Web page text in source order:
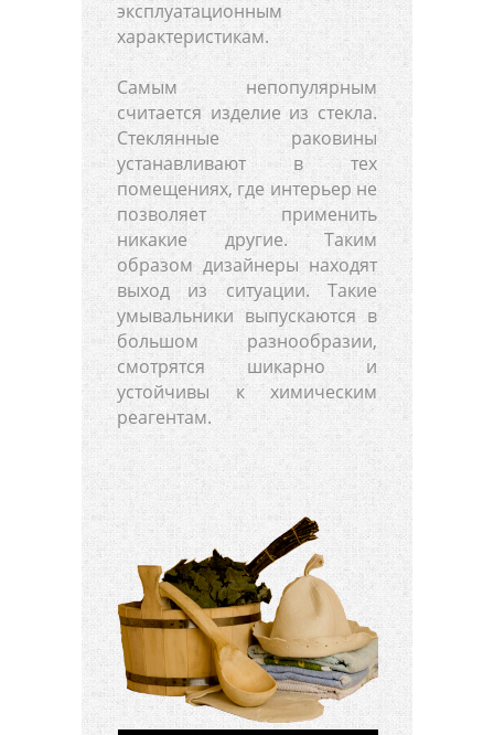
эксплуатационным
характеристикам.
Самым непопулярным
считается изделие из стекла.
Стеклянные раковины
устанавливают в тех
помещениях, где интерьер не
позволяет применить
никакие другие. Таким
образом дизайнеры находят
выход из ситуации. Такие
умывальники выпускаются в
большом разнообразии,
смотрятся шикарно и
устойчивы к химическим
реагентам.